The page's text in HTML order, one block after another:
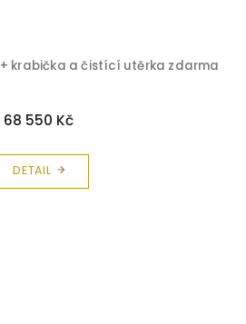
+ krabička a čistící utěrka zdarma
68 550 Kč
DETAIL